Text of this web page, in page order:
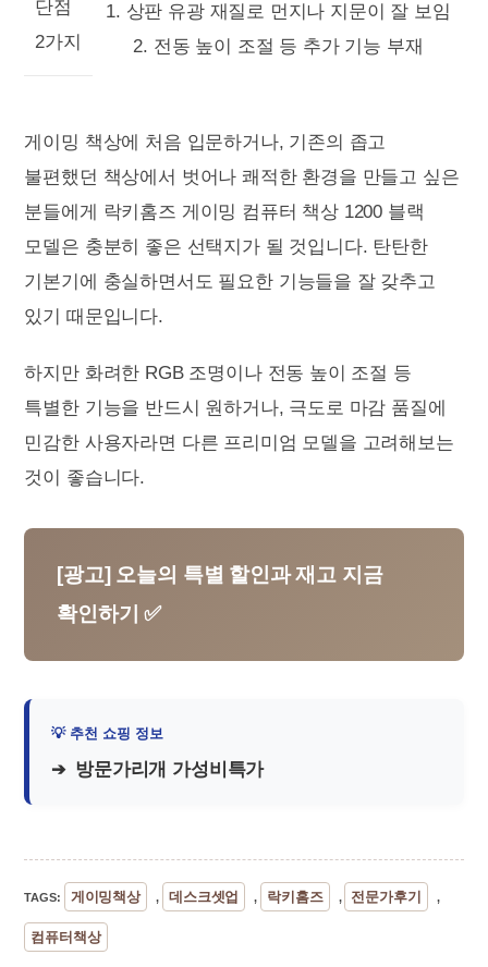
단점
2가지
1. 상판 유광 재질로 먼지나 지문이 잘 보임
2. 전동 높이 조절 등 추가 기능 부재
게이밍 책상에 처음 입문하거나, 기존의 좁고
불편했던 책상에서 벗어나 쾌적한 환경을 만들고 싶은
분들에게 락키홈즈 게이밍 컴퓨터 책상 1200 블랙
모델은 충분히 좋은 선택지가 될 것입니다. 탄탄한
기본기에 충실하면서도 필요한 기능들을 잘 갖추고
있기 때문입니다.
하지만 화려한 RGB 조명이나 전동 높이 조절 등
특별한 기능을 반드시 원하거나, 극도로 마감 품질에
민감한 사용자라면 다른 프리미엄 모델을 고려해보는
것이 좋습니다.
[광고] 오늘의 특별 할인과 재고 지금
확인하기 ✅
방문가리개 가성비특가
TAGS: 게이밍책상 , 데스크셋업 , 락키홈즈 , 전문가후기 ,
컴퓨터책상